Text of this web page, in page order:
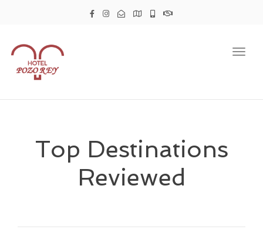
Top Destinations
Reviewed